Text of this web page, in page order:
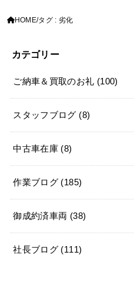
HOME タグ : 劣化
カテゴリー
ご納車＆買取のお礼 (100)
スタッフブログ (8)
中古車在庫 (8)
作業ブログ (185)
御成約済車両 (38)
社長ブログ (111)